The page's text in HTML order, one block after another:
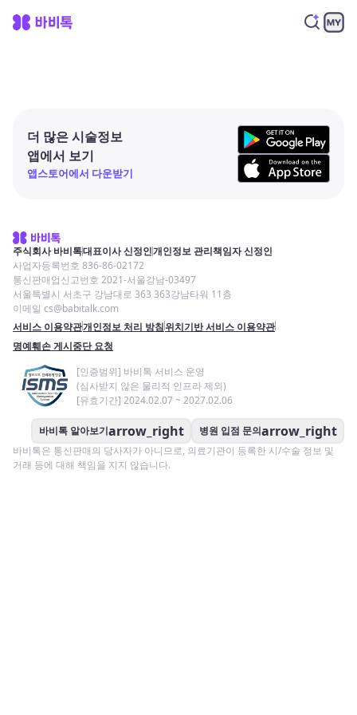
더 많은 시술정보
앱에서 보기
앱스토어에서 다운받기
주식회사 바비톡대표이사 신정인개인정보 관리책임자 신정인
사업자등록번호 836-86-02172
통신판매업신고번호 2021-서울강남-03497
서울특별시 서초구 강남대로 363 363강남타워 11층
이메일 cs@babitalk.com
서비스 이용약관개인정보 처리 방침위치기반 서비스 이용약관
명예훼손 게시중단 요청
[인증범위] 바비톡 서비스 운영
(심사받지 않은 물리적 인프라 제외)
[유효기간] 2024.02.07 ~ 2027.02.06
바비톡 알아보기arrow_right 병원 입점 문의arrow_right
바비톡은 통신판매의 당사자가 아니므로, 의료기관이 등록한 시/수술 정보 및
거래 등에 대해 책임을 지지 않습니다.